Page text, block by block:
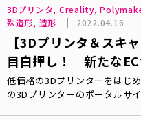
3Dプリンタ, Creality,
殊造形, 造形
2022.04.16
【3Dプリンタ＆スキ
目白押し！ 新たな
低価格の3Dプリンターをはじ
の3Dプリンターのポータルサ